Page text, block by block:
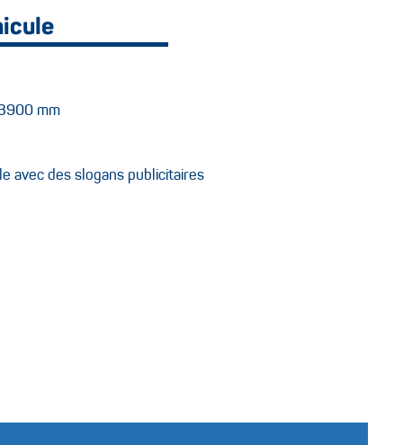
mm
avec des slogans publicitaires